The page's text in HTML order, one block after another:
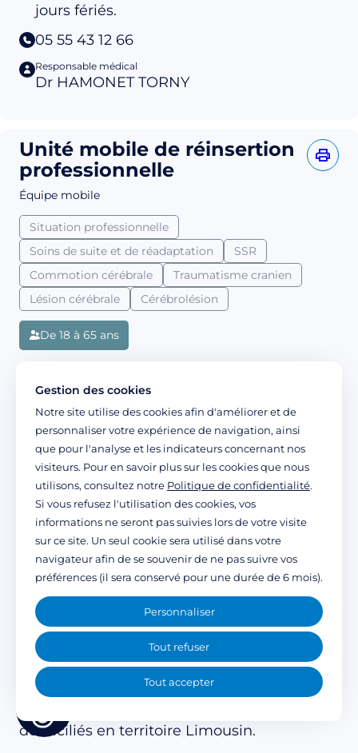
jours fériés.
05 55 43 12 66
Responsable médical
Dr HAMONET TORNY
Unité mobile de réinsertion
professionnelle
Équipe mobile
Situation professionnelle
Soins de suite et de réadaptation
SSR
Commotion cérébrale
Traumatisme cranien
Lésion cérébrale
Cérébrolésion
De 18 à 65 ans
• Une évaluation globale de la situation
professionnelle
• Un accompagnement dans un projet
professionnel défini en lien avec le
bénéficiaire et le médecin référent des
consultations du Pôle des Blessés de
l’Encéphale
• Un accompagnement à un projet de
formation professionnelle
• Un suivi au long cours de l’insertion
professionnelle
L’UMRpro est à destination d’adultes
domiciliés en territoire Limousin.
Gestion des cookies
Notre site utilise des cookies afin d'améliorer et de
personnaliser votre expérience de navigation, ainsi
que pour l'analyse et les indicateurs concernant nos
visiteurs. Pour en savoir plus sur les cookies que nous
utilisons, consultez notre Politique de confidentialité.
Si vous refusez l'utilisation des cookies, vos
informations ne seront pas suivies lors de votre visite
sur ce site. Un seul cookie sera utilisé dans votre
navigateur afin de se souvenir de ne pas suivre vos
préférences (il sera conservé pour une durée de 6 mois).
Tout accepter
Tout refuser
Personnaliser